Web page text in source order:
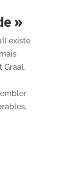
»
existe
Graal.